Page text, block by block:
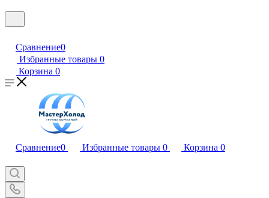
Сравнение0
Избранные товары 0
Корзина 0
Сравнение0 Избранные товары 0 Корзина 0